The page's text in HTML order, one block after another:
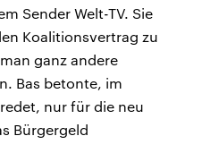
Sender Welt-TV. Sie
Koalitionsvertrag zu
ganz andere
Bas betonte, im
nur für die neu
Bürgergeld